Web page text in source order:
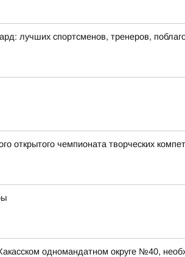
лучших спортсменов, тренеров,
открытого чемпионата творческих
одномандатном округе №40,